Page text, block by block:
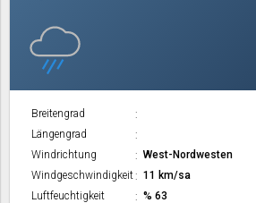
Breitengrad
Längengrad
Windrichtung
West-Nordwesten
Windgeschwindigkeit
11 km/sa
Luftfeuchtigkeit
% 63